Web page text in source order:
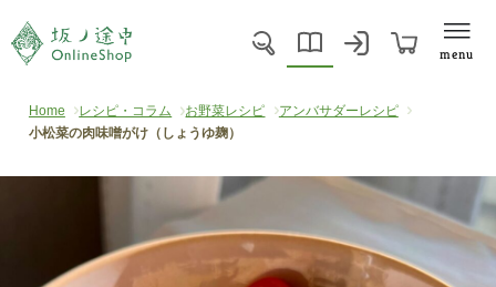
menu
Home レシピ・コラム お野菜レシピ
アンバサダーレシピ
小松菜の肉味噌がけ（しょうゆ麹）